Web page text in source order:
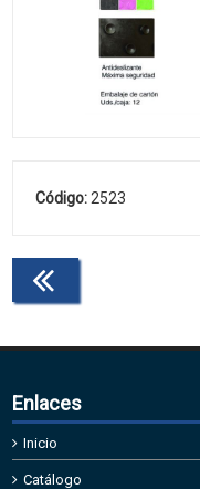
Código: 2523
Enlaces
Inicio
Catálogo